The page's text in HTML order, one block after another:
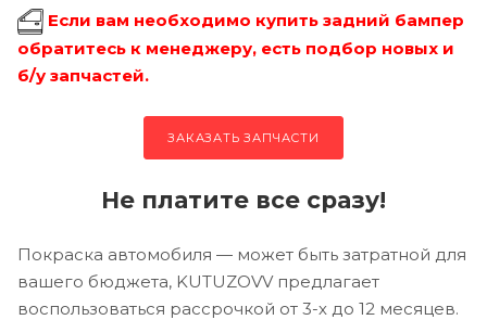
Если вам необходимо купить задний бампер
обратитесь к менеджеру, есть подбор новых и
б/у запчастей.
ЗАКАЗАТЬ ЗАПЧАСТИ
Не платите все сразу!
Покраска автомобиля — может быть затратной для
вашего бюджета, KUTUZOVV предлагает
воспользоваться рассрочкой от 3-х до 12 месяцев.